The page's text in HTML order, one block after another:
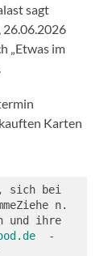
sagt
26.06.2026
„Etwas im
Karten
sich bei
n.
und ihre
-